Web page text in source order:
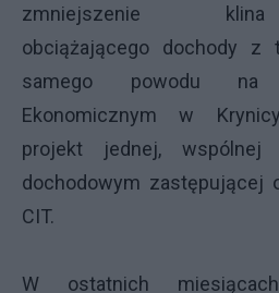
zmniejszenie
obciążającego dochody z
samego powodu na
Ekonomicznym w
projekt jednej,
dochodowym zastępującej
CIT.
W ostatnich